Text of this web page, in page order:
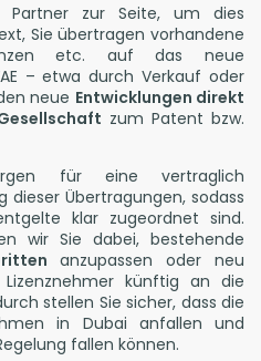
zur Seite, um dies
Sie übertragen vorhandene
etc. auf das neue
– etwa durch Verkauf oder
neue Entwicklungen direkt
zum Patent bzw.
für eine vertraglich
dieser Übertragungen, sodass
klar zugeordnet sind.
wir Sie dabei, bestehende
anzupassen oder neu
Lizenznehmer künftig an die
stellen Sie sicher, dass die
in Dubai anfallen und
fallen können.